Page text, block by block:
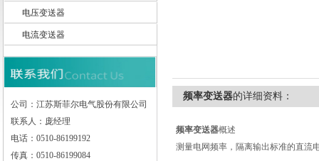
江苏斯菲尔电气股份有限公司
电压变送器
电流变送器
公司：江苏斯菲尔电气股份有限公司
联系人：庞经理
电话：0510-86199192
传真：0510-86199084
频率变送器的详细资料：
频率变送器概述
测量电网频率，隔离输出标准的直流